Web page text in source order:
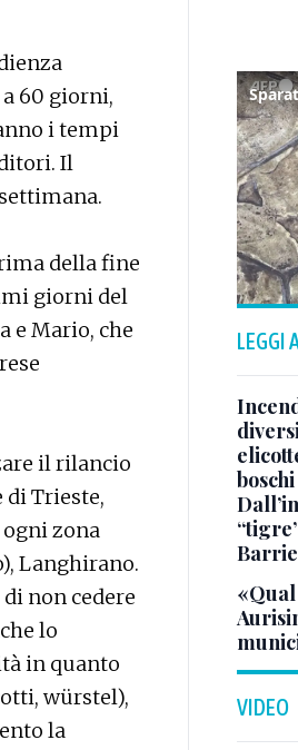
60 giorni,
i tempi
Il
della fine
giorni del
e Mario, che
il rilancio
Trieste,
zona
Langhirano.
non cedere
lo
in quanto
würstel),
la
LEGGI
boschi
VIDEO